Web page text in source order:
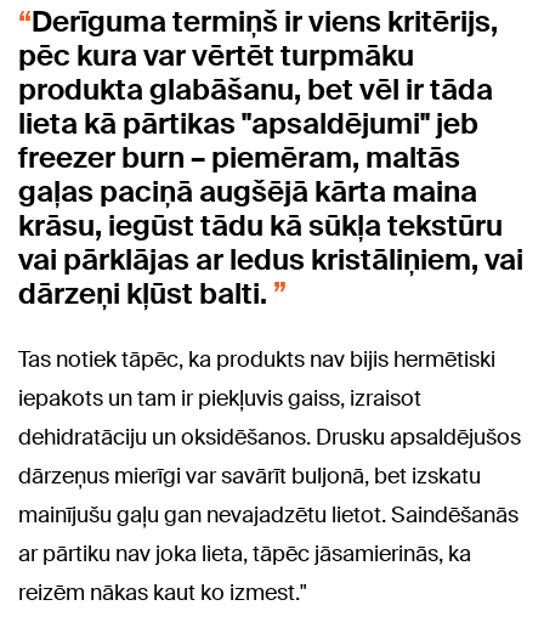
Derīguma termiņš ir viens kritērijs,
pēc kura var vērtēt turpmāku
produkta glabāšanu, bet vēl ir tāda
lieta kā pārtikas "apsaldējumi" jeb
freezer burn – piemēram, maltās
gaļas paciņā augšējā kārta maina
krāsu, iegūst tādu kā sūkļa tekstūru
vai pārklājas ar ledus kristāliņiem, vai
dārzeņi kļūst balti.
Tas notiek tāpēc, ka produkts nav bijis hermētiski
iepakots un tam ir piekļuvis gaiss, izraisot
dehidratāciju un oksidēšanos. Drusku apsaldējušos
dārzeņus mierīgi var savārīt buljonā, bet izskatu
mainījušu gaļu gan nevajadzētu lietot. Saindēšanās
ar pārtiku nav joka lieta, tāpēc jāsamierinās, ka
reizēm nākas kaut ko izmest."